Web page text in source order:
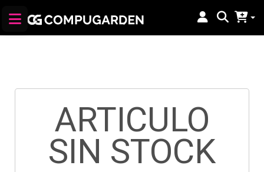
ARTICULO
SIN STOCK